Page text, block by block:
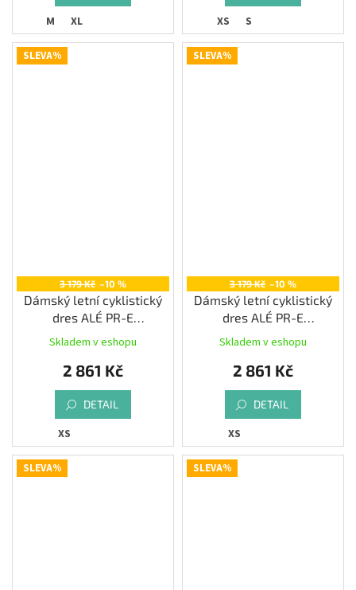
M XL XS S
SLEVA%
3 179 Kč –10 %
Dámský letní cyklistický
dres ALÉ PR-E
MULTIVERSO, black
Skladem v eshopu
2 861 Kč
DETAIL
XS
SLEVA%
3 179 Kč –10 %
Dámský letní cyklistický
dres ALÉ PR-E
MULTIVERSO, fluo pink
Skladem v eshopu
2 861 Kč
DETAIL
XS
SLEVA% SLEVA%